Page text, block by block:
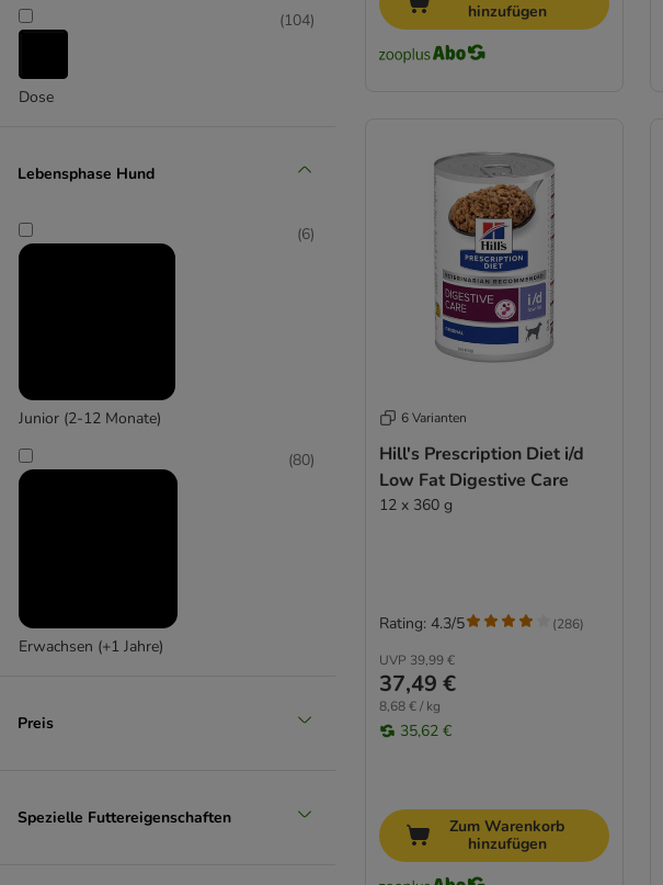
Disugual
Dogs'n Tiger
Encore
Fleischeslust
Hardys
Isegrim
Mjamjam
Nature's Variety
Prolife
Dose
(104)
Lebensphase Hund
Junior (2-12 Monate)
(6)
Erwachsen (+1 Jahre)
(80)
Preis
Spezielle Futtereigenschaften
hinzufügen
6 Varianten
Hill's Prescription Diet i/d
Low Fat Digestive Care
12 x 360 g
UVP 39,99 €
37,49 €
8,68 € / kg
35,62 €
Rating: 4.3/5 (286)
Zum Warenkorb
hinzufügen